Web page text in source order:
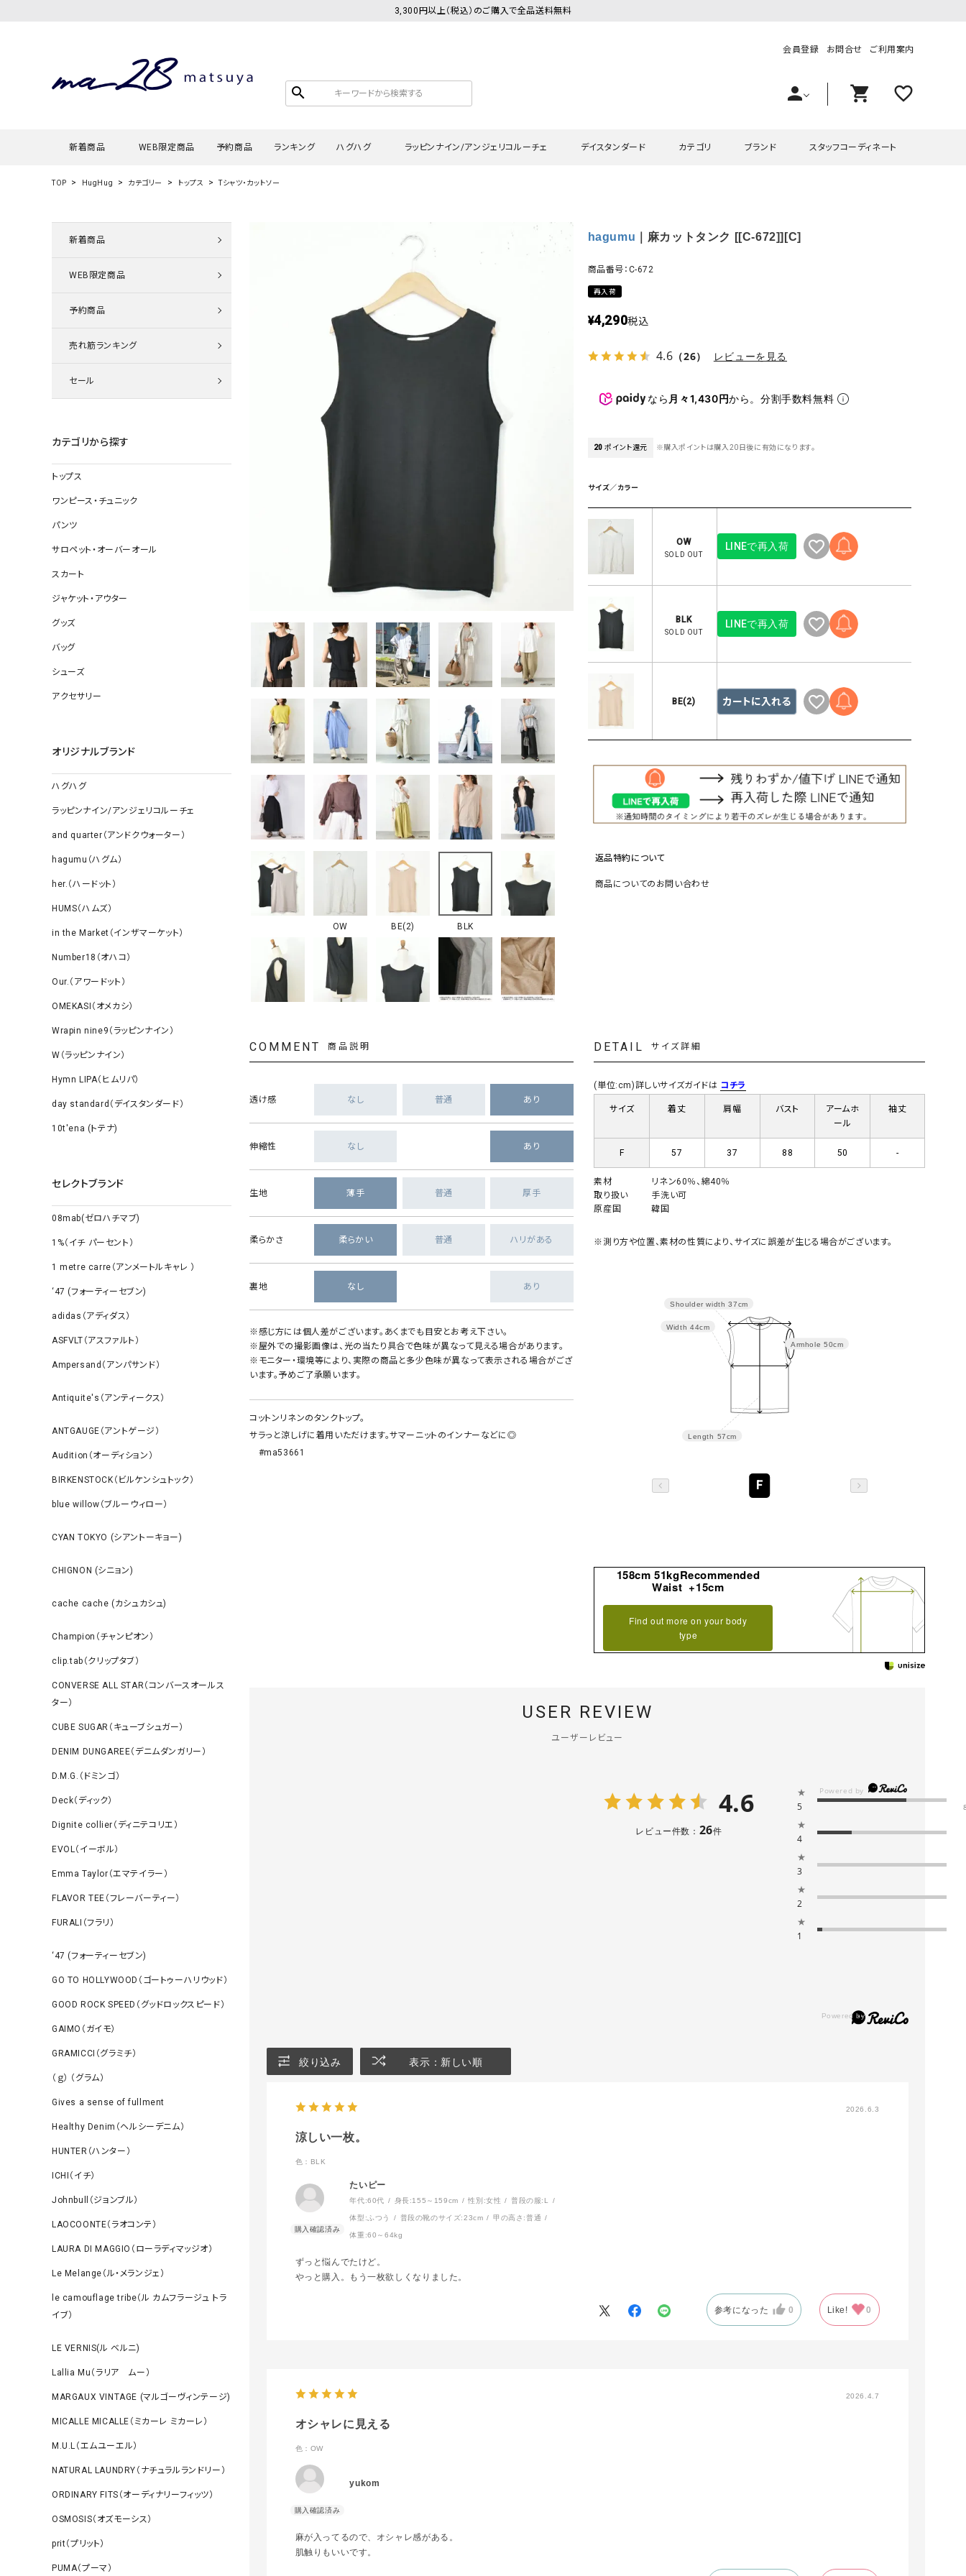
3,300円以上（税込）のご購入で全品送料無料
search
会員登録 お問合せ ご利用案内
person shopping_cart favorite_outline
新着商品 WEB限定商品 予約商品 ランキング ハグハグ
その他のパンツ
デニムパンツ
ロング・マキシ丈
その他スカート
すべて見る
帽子
ソックス
その他雑貨
ラッピンナイン/アンジェリコルーチェ
シャツ・ブラウス
ニット
タンクトップ・キャミソール
チュニック
デイスタンダード
カーディガン・ベスト
スウェット・パーカー
チュニック
その他スカート
帽子
ソックス・その他雑貨
カテゴリ
ワンピース・チュニック
サロペット・オーバーオール
グッズ
ワンピース・チュニック
グッズ
ブランド
ラッピンナイン/アンジェリコルーチェ
Wrapin nine9（ラッピンナイン）
08mab(ゼロハチマブ)
オ）
ーパーセントリノ）
Ampersand（アンパサンド）
Antiquite's（アンティークス）
blue willow（ブルーウィロー） prit（プリット）
CUBE SUGAR（キューブシュガー） PUMA（プーマ）
CONVERSE ALL STAR（コンバースオー
ルスター）
GOOD SPEED（グッドスピード）
GRAMICCI（グラミチ）
USU GALLERY（ユーエ
（ｇ） （グラム）
ILIMA（イリマ）
スタッフコーディネート
TOP HugHug カテゴリー トップス Tシャツ・カットソー
新着商品
WEB限定商品
予約商品
売れ筋ランキング
セール
カテゴリから探す
トップス
ワンピース・チュニック
パンツ
サロペット・オーバーオール
スカート
ジャケット・アウター
グッズ
バッグ
シューズ
アクセサリー
オリジナルブランド
ハグハグ
ラッピンナイン/アンジェリコルーチェ
and quarter（アンドクウォーター）
hagumu（ハグム）
her.（ハードット）
HUMS（ハムズ）
in the Market（インザマーケット）
Number18（オハコ）
Our.（アワードット）
OMEKASI（オメカシ）
Wrapin nine9（ラッピンナイン）
W（ラッピンナイン）
Hymn LIPA（ヒムリパ）
day standard（デイスタンダード）
10t'ena (トテナ)
セレクトブランド
08mab(ゼロハチマブ)
1%（イチ パーセント）
1 metre carre（アンメートルキャレ ）
‘47 (フォーティーセブン)
adidas（アディダス）
ASFVLT（アスファルト）
Ampersand（アンパサンド）
Antiquite's（アンティークス）
ANTGAUGE（アントゲージ）
Audition（オーディション）
BIRKENSTOCK（ビルケンシュトック）
blue willow（ブルーウィロー）
CYAN TOKYO (シアントーキョー)
CHIGNON (シニョン)
cache cache (カシュカシュ)
Champion（チャンピオン）
clip.tab（クリップタブ）
CONVERSE ALL STAR（コンバースオールス
ター）
CUBE SUGAR（キューブシュガー）
DENIM DUNGAREE（デニムダンガリー）
D.M.G.（ドミンゴ）
Deck（ディック）
Dignite collier（ディニテコリエ）
EVOL（イーボル）
Emma Taylor（エマテイラー）
FLAVOR TEE（フレーバーティー）
FURALI（フラリ）
‘47 (フォーティーセブン)
GO TO HOLLYWOOD（ゴートゥーハリウッド）
GOOD ROCK SPEED（グッドロックスピード）
GAIMO（ガイモ）
GRAMICCI（グラミチ）
（ｇ） （グラム）
Gives a sense of fullment
Healthy Denim（ヘルシーデニム）
HUNTER（ハンター）
ICHI（イチ）
Johnbull（ジョンブル）
LAOCOONTE（ラオコンテ）
LAURA DI MAGGIO（ローラディマッジオ）
Le Melange（ル・メランジェ）
le camouflage tribe（ル カムフラージュ トラ
イブ）
LE VERNIS(ル ベルニ)
Lallia Mu（ラリア ムー）
MARGAUX VINTAGE (マルゴーヴィンテージ)
MICALLE MICALLE（ミカーレ ミカーレ）
M.U.L（エムユーエル）
NATURAL LAUNDRY（ナチュラルランドリー）
ORDINARY FITS（オーディナリーフィッツ）
OSMOSIS（オズモーシス）
prit（プリット）
PUMA（プーマ）
OW BE(2) BLK
hagumu ｜麻カットタンク [[C-672]][C]
商品番号：C-672
再入荷
¥4,290税込
4.6 （26） レビューを見る
なら 月々1,430円から。分割手数料無料
20 ポイント還元 ※購入ポイントは購入20日後に有効になります。
サイズ／カラー
OW
SOLD OUT
LINEで再入荷
BLK
SOLD OUT
LINEで再入荷
BE(2) カートに入れる
返品特約について
商品についてのお問い合わせ
COMMENT 商品説明
透け感 なし 普通 あり
伸縮性 なし あり
生地 薄手 普通 厚手
柔らかさ 柔らかい 普通 ハリがある
裏地 なし あり
※感じ方には個人差がございます。あくまでも目安とお考え下さい。
※屋外での撮影画像は、光の当たり具合で色味が異なって見える場合があります。
※モニター・環境等により、実際の商品と多少色味が異なって表示される場合がござ
います。予めご了承願います。
コットンリネンのタンクトップ。
サラっと涼しげに着用いただけます。サマーニットのインナーなどに◎
#ma53661
DETAIL サイズ詳細
(単位:cm)詳しいサイズガイドは コチラ
サイズ 着丈 肩幅 バスト
アームホ
ール
袖丈
F 57 37 88 50 -
素材
リネン60％、綿40％
取り扱い
手洗い可
原産国
韓国
※測り方や位置、素材の性質により、サイズに誤差が生じる場合がございます。
Armhole 50cm
Length 57cm
Width 44cm
Shoulder width 37cm
F
158cm 51kgRecommended
Waist +15cm
Find out more on your body
type
USER REVIEW
ユーザーレビュー
4.6
レビュー件数： 26件
★
5
★
4
★
3
★
2
★
1
絞り込み 表示：新しい順
2026.6.3
涼しい一枚。
色：BLK
たいピー
年代:60代 身長:155～159cm 性別:女性 普段の服: L
体型:ふつう 普段の靴のサイズ:23cm 甲の高さ:普通
体重:60～64kg
ずっと悩んでたけど。
やっと購入。もう一枚欲しくなりました。
参考になった 0 Like! 0
2026.4.7
オシャレに見える
色：OW
yukom
麻が入ってるので、オシャレ感がある。
肌触りもいいです。